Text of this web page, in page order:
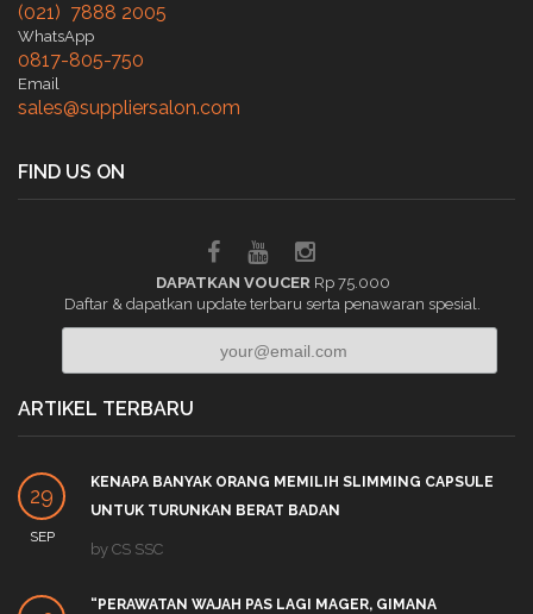
(021) 7888 2005
WhatsApp
0817-805-750
Email
sales@suppliersalon.com
FIND US ON
DAPATKAN VOUCER Rp 75.000
Daftar & dapatkan update terbaru serta penawaran spesial.
ARTIKEL TERBARU
29
SEP
KENAPA BANYAK ORANG MEMILIH SLIMMING CAPSULE
UNTUK TURUNKAN BERAT BADAN
by CS SSC
“PERAWATAN WAJAH PAS LAGI MAGER, GIMANA